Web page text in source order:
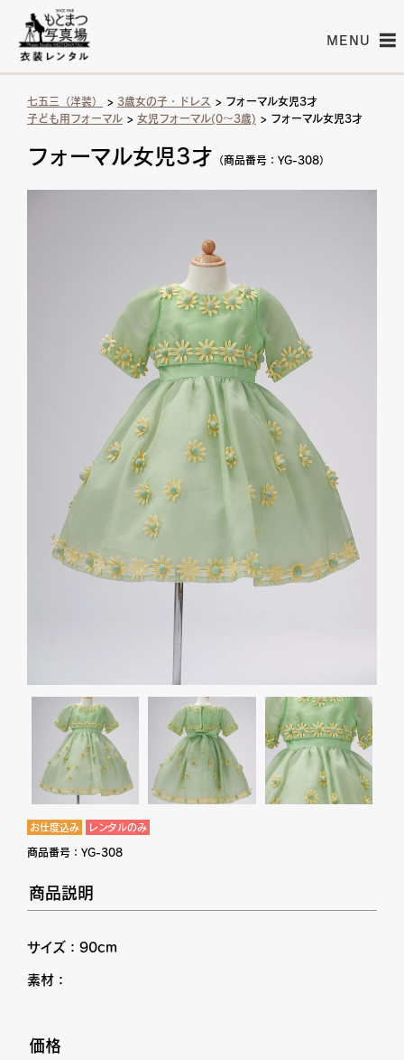
MENU
七五三（洋装） > 3歳女の子・ドレス > フォーマル女児3才
子ども用フォーマル > 女児フォーマル(0〜3歳) > フォーマル女児3才
フォーマル女児3才 （商品番号：YG-308）
お仕度込み レンタルのみ
商品番号： YG-308
商品説明
サイズ：90cm
素材：
価格